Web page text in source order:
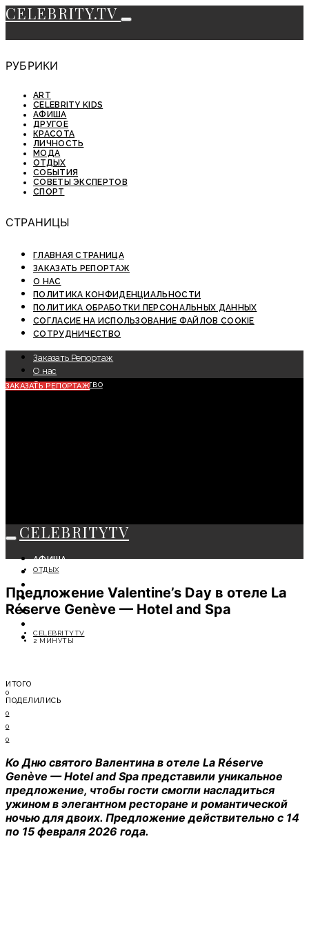
CELEBRITY.TV
РУБРИКИ
ART
CELEBRITY KIDS
АФИША
ДРУГОЕ
КРАСОТА
ЛИЧНОСТЬ
МОДА
ОТДЫХ
СОБЫТИЯ
СОВЕТЫ ЭКСПЕРТОВ
СПОРТ
СТРАНИЦЫ
ГЛАВНАЯ СТРАНИЦА
ЗАКАЗАТЬ РЕПОРТАЖ
О НАС
ПОЛИТИКА КОНФИДЕНЦИАЛЬНОСТИ
ПОЛИТИКА ОБРАБОТКИ ПЕРСОНАЛЬНЫХ ДАННЫХ
СОГЛАСИЕ НА ИСПОЛЬЗОВАНИЕ ФАЙЛОВ COOKIE
СОТРУДНИЧЕСТВО
Заказать Репортаж
О нас
Сотрудничество
ЗАКАЗАТЬ РЕПОРТАЖ
CELEBRITYTV
АФИША
СОБЫТИЯ
МОДА
ЛИЧНОСТЬ
СОВЕТЫ ЭКСПЕРТОВ
ОТДЫХ
Предложение Valentine’s Day в отеле La
Réserve Genève — Hotel and Spa
CELEBRITYTV
2 МИНУТЫ
ИТОГО
0
ПОДЕЛИЛИСЬ
0
0
0
Ко Дню святого Валентина в отеле La Réserve
Genève — Hotel and Spa представили уникальное
предложение, чтобы гости смогли насладиться
ужином в элегантном ресторане и романтической
ночью для двоих. Предложение действительно с 14
по 15 февраля 2026 года.